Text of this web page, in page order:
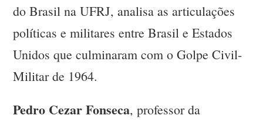
do Brasil na UFRJ, analisa as articulações
políticas e militares entre Brasil e Estados
Unidos que culminaram com o Golpe Civil-
Militar de 1964.
Pedro Cezar Fonseca, professor da